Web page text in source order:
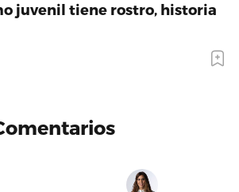
juvenil tiene rostro, historia